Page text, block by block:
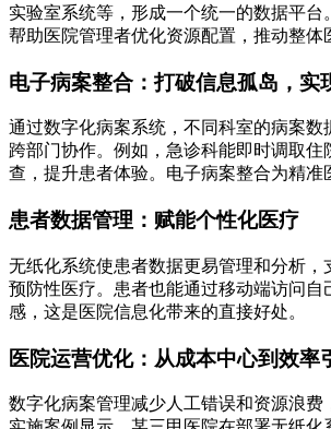
实验室系统等，形成一个统一的数据平台
帮助医院管理者优化资源配置，推动整体
电子病案整合：打破信息孤岛，实
通过数字化病案系统，不同科室的病案数
跨部门协作。例如，急诊科能即时调取住
查，提升患者体验。电子病案整合为精准
患者数据管理：赋能个性化医疗
无纸化系统使患者数据更易管理和分析，
预防性医疗。患者也能通过移动端访问自
感，这是医院信息化带来的直接好处。
医院运营优化：从成本中心到效率
数字化病案管理减少人工错误和资源浪费